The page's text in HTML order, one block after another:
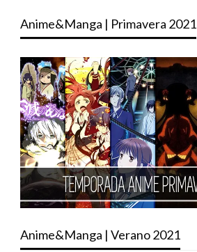
Anime&Manga | Primavera 2021
Anime&Manga | Verano 2021